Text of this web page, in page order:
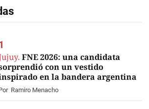
FNE 2026: una candidata
con un vestido
en la bandera argentina
Ramiro Menacho